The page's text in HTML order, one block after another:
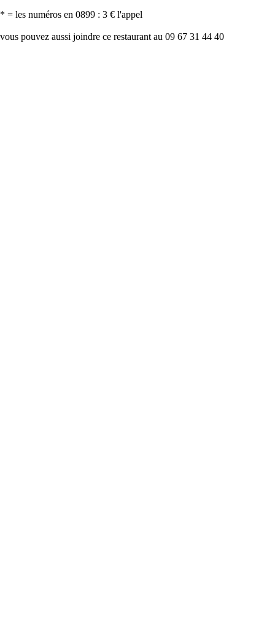
* = les numéros en 0899 : 3 € l'appel
vous pouvez aussi joindre ce restaurant au 09 67 31 44 40